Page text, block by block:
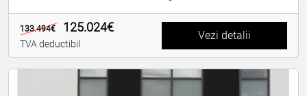
133.494€ 125.024€
TVA deductibil
Vezi detalii